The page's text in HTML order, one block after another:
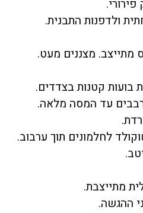
ולדפנות התבנית.
קטנות בצדדים.
עד המסה מלאה.
לחלמונים תוך ערבוב.